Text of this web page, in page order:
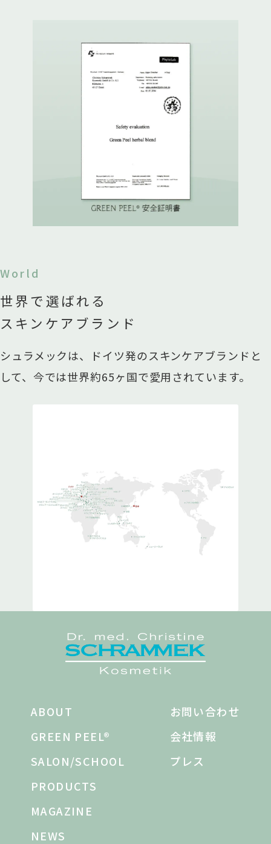
World
世界で選ばれる
スキンケアブランド
シュラメックは、ドイツ発のスキンケアブランドと
して、今では世界約65ヶ国で愛用されています。
ABOUT
GREEN PEEL®
SALON/SCHOOL
PRODUCTS
MAGAZINE
NEWS
お問い合わせ
会社情報
プレス